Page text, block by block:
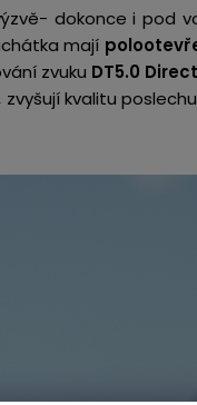
dokonce i pod
mají
zvuku DT5.0
kvalitu